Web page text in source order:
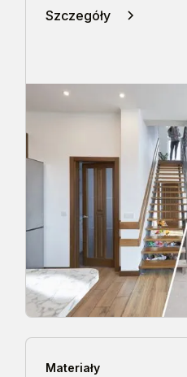
Szczegóły
Materiały